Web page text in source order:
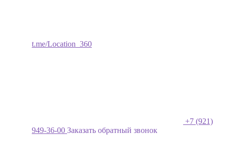
t.me/Location_360
+7 (921)
949-36-00 Заказать обратный звонок